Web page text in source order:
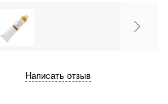
Написать отзыв